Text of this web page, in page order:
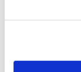
799,00€